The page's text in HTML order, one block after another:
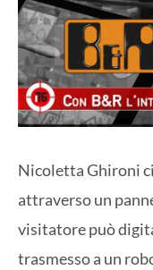
Nicoletta Ghironi
attraverso un
visitatore può
trasmesso a un